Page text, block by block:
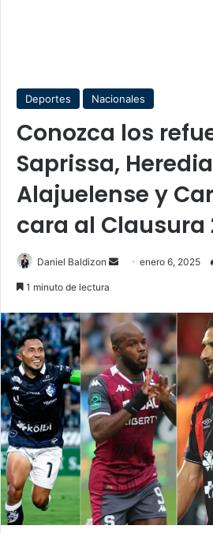
Deportes Nacionales
Conozca los
Saprissa,
Alajuelense y
cara al Clausura
Daniel Baldizon
Sendenero 6, 2025
1 minuto de lectura